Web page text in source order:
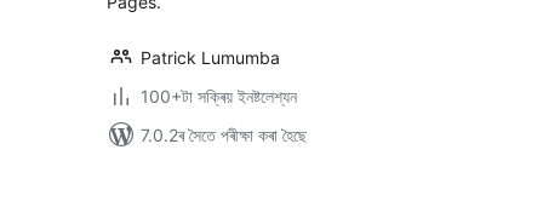
Patrick Lumumba
100+টা সক্ৰিয় ইনষ্টলেশ্যন
7.0.2ৰ সৈতে পৰীক্ষা কৰা হৈছে